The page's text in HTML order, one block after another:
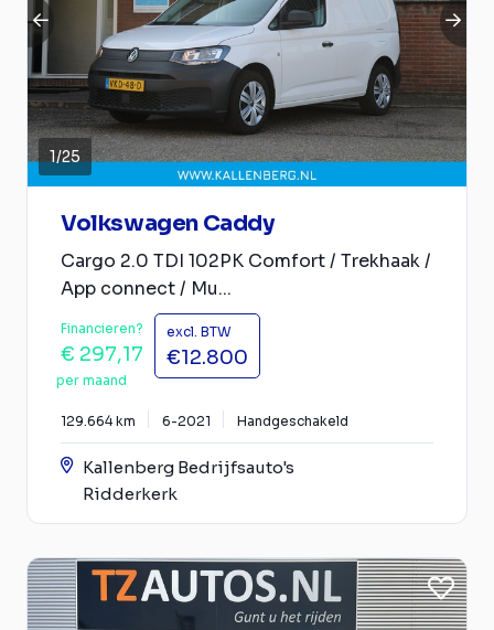
1/25
Volkswagen Caddy
Cargo 2.0 TDI 102PK Comfort / Trekhaak /
App connect / Mu...
Financieren?
€ 297,17
per maand
excl. BTW
€12.800
129.664 km 6-2021 Handgeschakeld
Kallenberg Bedrijfsauto's
Ridderkerk